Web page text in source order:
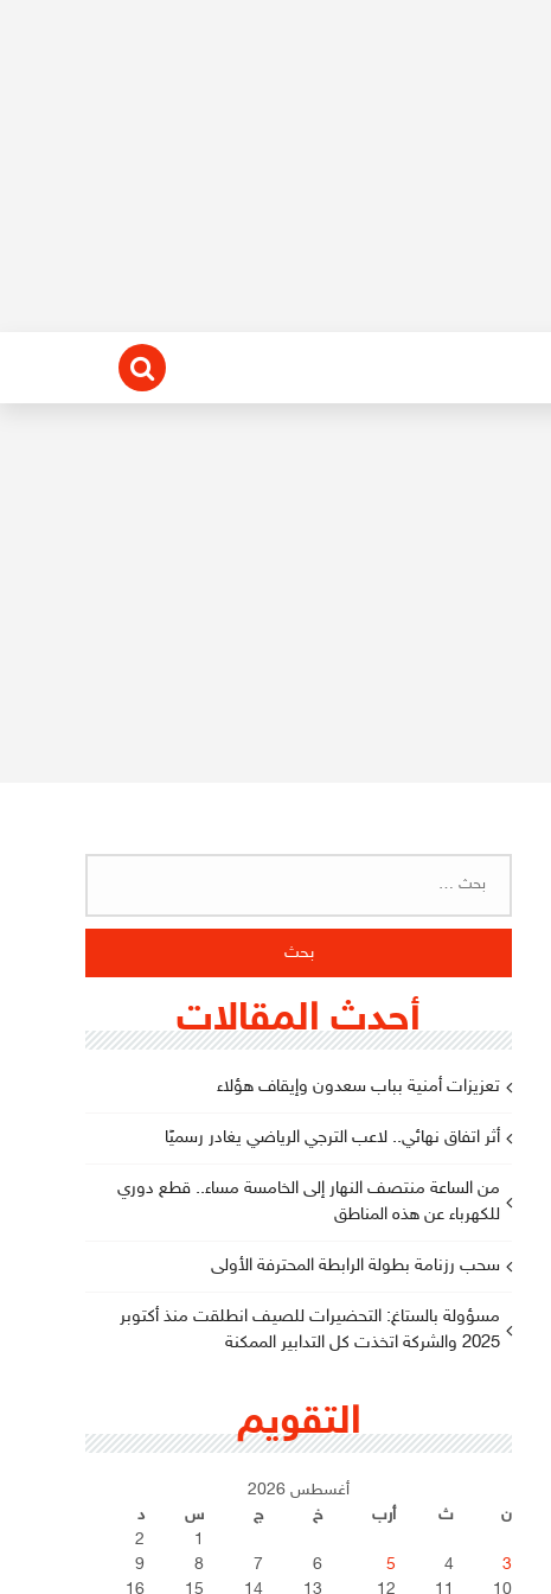
أحدث المقالات
تعزيزات أمنية بباب سعدون وإيقاف هؤلاء
أثر اتفاق نهائي.. لاعب الترجي الرياضي يغادر رسميًا
من الساعة منتصف النهار إلى الخامسة مساء.. قطع دوري
للكهرباء عن هذه المناطق
سحب رزنامة بطولة الرابطة المحترفة الأولى
مسؤولة بالستاغ: التحضيرات للصيف انطلقت منذ أكتوبر
2025 والشركة اتخذت كل التدابير الممكنة
التقويم
أغسطس 2026
ن
ث أرب خ ج س
د
1
2
3
4
5
6
7
8
9
10
11
12
13
14
15
16